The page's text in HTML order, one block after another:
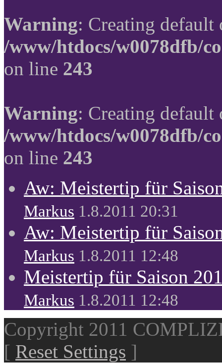
Warning: Creating
/www/htdocs/w0078dfb/
on line 243
Warning: Creating
/www/htdocs/w0078dfb/
on line 243
Aw: Meistertip für
Markus 1.8.2011 20:31
Aw: Meistertip für
Markus 1.8.2011 12:48
Meistertip für Saison
Markus 1.8.2011 12:48
Copyright 2011
[ Reset Settings ]